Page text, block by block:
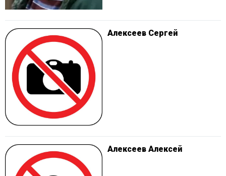
Алексеев Сергей
Алексеев Алексей